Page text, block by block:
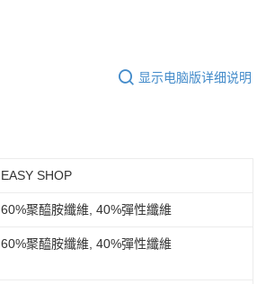
显示电脑版详细说明
EASY SHOP
60%聚醯胺纖維, 40%彈性纖維
60%聚醯胺纖維, 40%彈性纖維